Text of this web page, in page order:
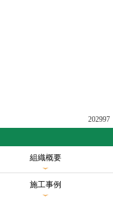
202997
組織概要
施工事例